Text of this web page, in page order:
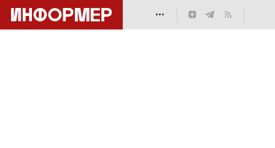
•••